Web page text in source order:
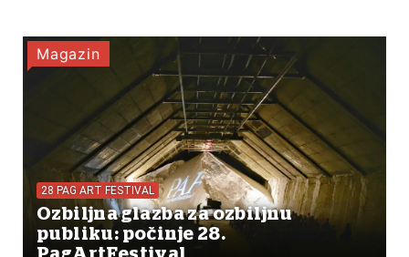
Magazin
28 PAG ART FESTIVAL
Ozbiljna glazba za ozbiljnu
publiku: počinje 28.